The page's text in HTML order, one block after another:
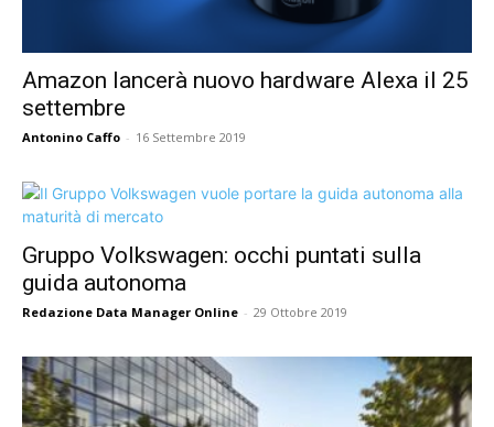
Amazon lancerà nuovo hardware Alexa il 25
settembre
Antonino Caffo - 16 Settembre 2019
Gruppo Volkswagen: occhi puntati sulla
guida autonoma
Redazione Data Manager Online - 29 Ottobre 2019